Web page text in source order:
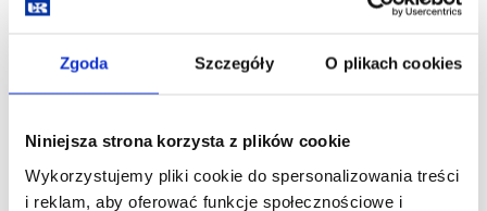
Zgoda Szczegóły O plikach cookies
Niniejsza strona korzysta z plików cookie
Wykorzystujemy pliki cookie do spersonalizowania treści
i reklam, aby oferować funkcje społecznościowe i
Dr Bohuslav Kuzysin (University in Presov, Slovakia)
PAN)
Prof. Siergiej Trojan (Uniwersytet Rzeszowski,
Narodowy Uniwersytet Lotnictwa w Kijowie)